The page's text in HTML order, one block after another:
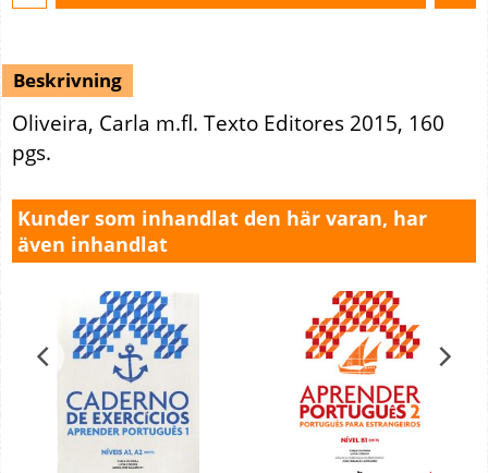
Beskrivning
Oliveira, Carla m.fl. Texto Editores 2015, 160
pgs.
Kunder som inhandlat den här varan, har
även inhandlat